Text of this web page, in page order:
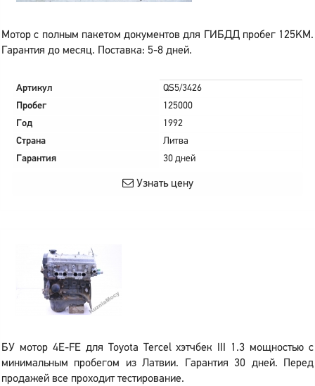
Мотор с полным пакетом документов для ГИБДД пробег 125KM.
Гарантия до месяц. Поставка: 5-8 дней.
Артикул
QS5/3426
Пробег
125000
Год
1992
Страна
Литва
Гарантия
30 дней
Узнать цену
БУ мотор 4E-FE для Toyota Tercel хэтчбек III 1.3 мощностью с
минимальным пробегом из Латвии. Гарантия 30 дней. Перед
продажей все проходит тестирование.